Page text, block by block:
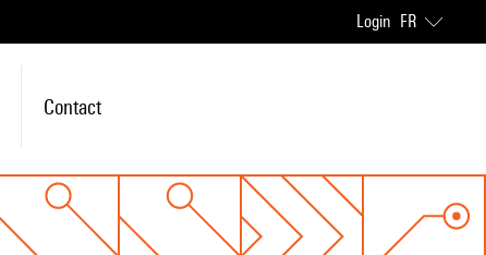
Login FR
Contact